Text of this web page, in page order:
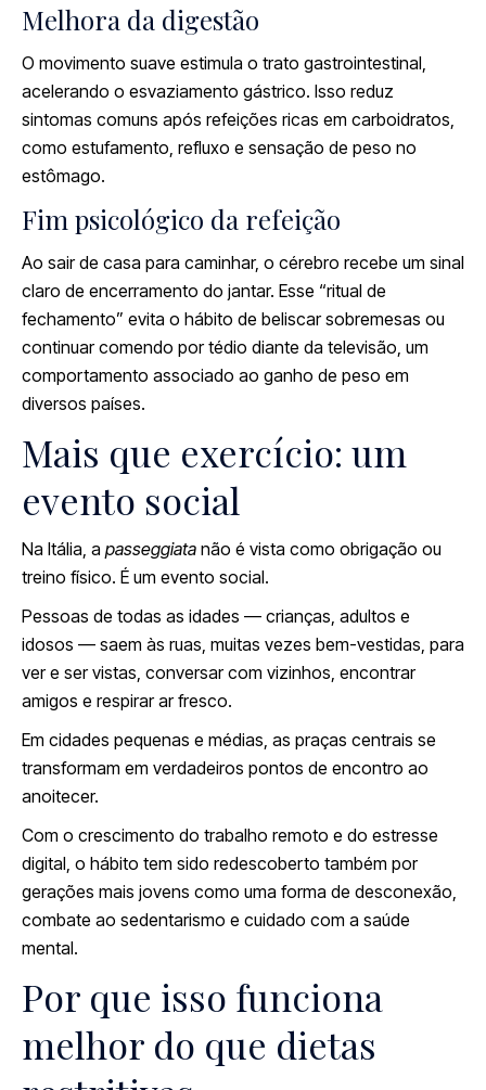
Melhora da digestão
O movimento suave estimula o trato gastrointestinal,
acelerando o esvaziamento gástrico. Isso reduz
sintomas comuns após refeições ricas em carboidratos,
como estufamento, refluxo e sensação de peso no
estômago.
Fim psicológico da refeição
Ao sair de casa para caminhar, o cérebro recebe um sinal
claro de encerramento do jantar. Esse “ritual de
fechamento” evita o hábito de beliscar sobremesas ou
continuar comendo por tédio diante da televisão, um
comportamento associado ao ganho de peso em
diversos países.
Mais que exercício: um
evento social
Na Itália, a passeggiata não é vista como obrigação ou
treino físico. É um evento social.
Pessoas de todas as idades — crianças, adultos e
idosos — saem às ruas, muitas vezes bem-vestidas, para
ver e ser vistas, conversar com vizinhos, encontrar
amigos e respirar ar fresco.
Em cidades pequenas e médias, as praças centrais se
transformam em verdadeiros pontos de encontro ao
anoitecer.
Com o crescimento do trabalho remoto e do estresse
digital, o hábito tem sido redescoberto também por
gerações mais jovens como uma forma de desconexão,
combate ao sedentarismo e cuidado com a saúde
mental.
Por que isso funciona
melhor do que dietas